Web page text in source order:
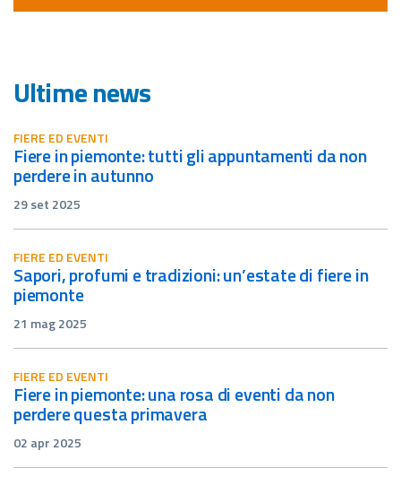
Ultime news
FIERE ED EVENTI
fiere in piemonte: tutti gli appuntamenti da non
perdere in autunno
29 set 2025
FIERE ED EVENTI
sapori, profumi e tradizioni: un’estate di fiere in
piemonte
21 mag 2025
FIERE ED EVENTI
fiere in piemonte: una rosa di eventi da non
perdere questa primavera
02 apr 2025